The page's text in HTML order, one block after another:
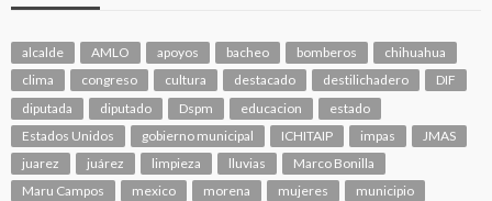
alcalde AMLO apoyos bacheo bomberos
chihuahua
clima
congreso cultura destacado destilichadero
DIF
diputada
diputado Dspm educacion
estado
Estados Unidos
gobierno municipal ICHITAIP impas
JMAS
juarez
juárez limpieza lluvias
Marco Bonilla
Maru Campos
mexico morena mujeres
municipio